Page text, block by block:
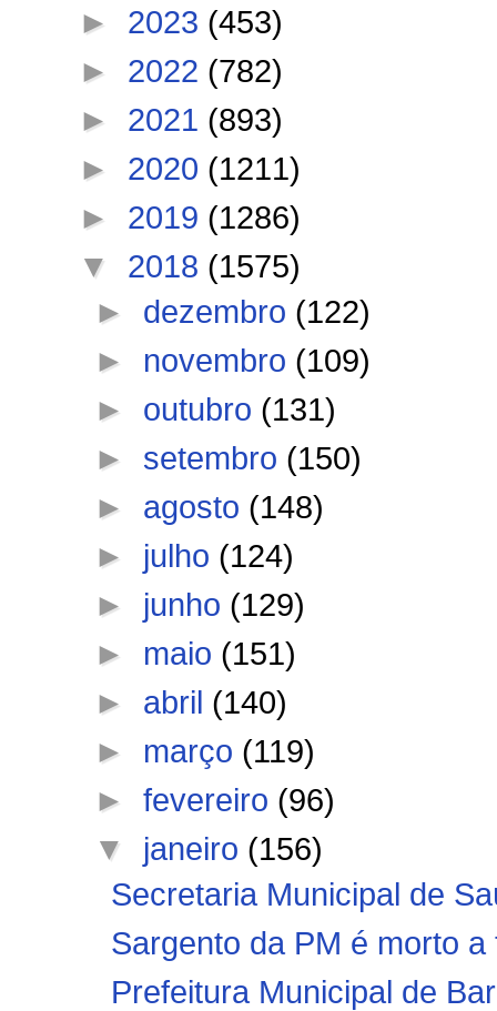
► 2023 (453)
► 2022 (782)
► 2021 (893)
► 2020 (1211)
► 2019 (1286)
▼ 2018 (1575)
► dezembro (122)
► novembro (109)
► outubro (131)
► setembro (150)
► agosto (148)
► julho (124)
► junho (129)
► maio (151)
► abril (140)
► março (119)
►fevereiro (96)
▼ janeiro (156)
Secretaria Municipal de
Sargento da PM é morto
Prefeitura Municipal de